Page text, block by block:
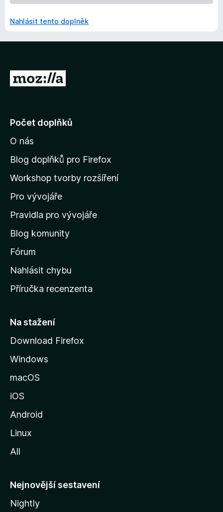
Nahlásit tento doplněk
P
j
t
n
d
o
m
v
s
k
u
t
á
n
M
o
l
y
Počet doplňků
O nás
Blog doplňků pro Firefox
Workshop tvorby rozšíření
Pro vývojáře
Pravidla pro vývojáře
Blog komunity
Fórum
Nahlásit chybu
Příručka recenzenta
Na stažení
Download Firefox
Windows
macOS
iOS
Android
Linux
All
Nejnovější sestavení
Nightly